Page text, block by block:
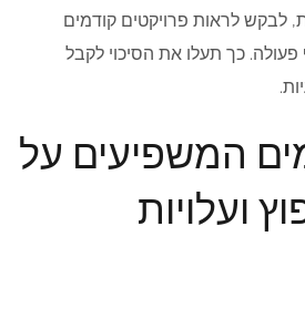
לבקש לראות פרויקטים קודמים
פעולה. כך תעלו את הסיכוי לקבל
המשפיעים על
ועלויות